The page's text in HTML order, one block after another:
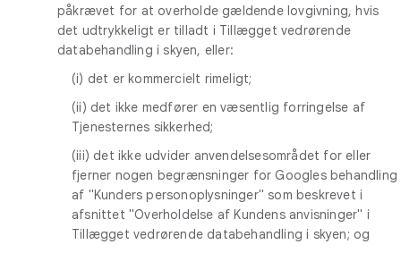
påkrævet for at overholde gældende lovgivning, hvis
det udtrykkeligt er tilladt i Tillægget vedrørende
databehandling i skyen, eller:
(i) det er kommercielt rimeligt;
(ii) det ikke medfører en væsentlig forringelse af
Tjenesternes sikkerhed;
(iii) det ikke udvider anvendelsesområdet for eller
fjerner nogen begrænsninger for Googles behandling
af "Kunders personoplysninger" som beskrevet i
afsnittet "Overholdelse af Kundens anvisninger" i
Tillægget vedrørende databehandling i skyen; og